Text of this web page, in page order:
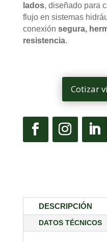
lados, diseñado para
flujo en sistemas
conexión segura,
resistencia.
Cotizar
DESCRIPCIÓN
DATOS TÉCNICOS